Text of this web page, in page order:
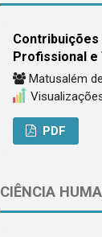
Contribuições
Profissional e
Matusalém
PDF
CIÊNCIA